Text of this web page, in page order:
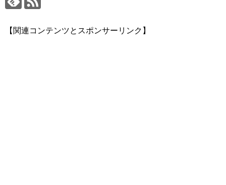
【関連コンテンツとスポンサーリンク】